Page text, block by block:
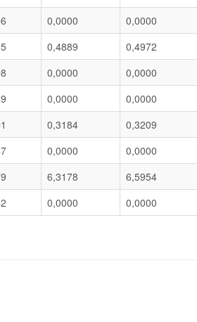
0,0000
0,0000
0,4889
0,4972
0,0000
0,0000
0,0000
0,0000
0,3184
0,3209
0,0000
0,0000
6,3178
6,5954
0,0000 0,0000